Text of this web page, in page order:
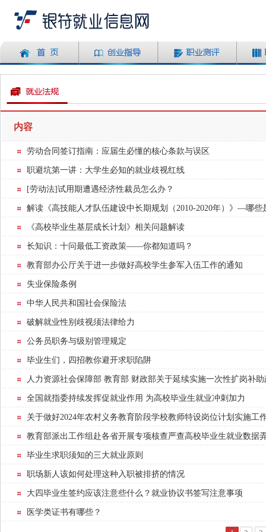
内容
劳动合同签订指南：应届生必懂的核心条款与误区
职避坑第一讲：大学生必知的就业歧视红线
[劳动法]试用期遭遇经济性裁员怎么办？
解读《高技能人才队伍建设中长期规划（2010-2020年）》—哪
《高校毕业生基层成长计划》相关问题解读
长知识：十问最低工资政策——你都知道吗？
教育部办公厅关于进一步做好高校学生参军入伍工作的通知
失业保险条例
中华人民共和国社会保险法
破解就业性别歧视须法律给力
公务员职务与级别管理规定
毕业生们，四招教你避开求职陷阱
人力资源社会保障部 教育部 财政部关于延续实施一次性扩岗补
全国就指委持续发挥促就业作用 为高校毕业生就业冲刺加力
关于做好2024年农村义务教育阶段学校教师特设岗位计划实施工
教育部派出工作组赴各省开展专项核查严查高校毕业生就业数据
毕业生求职须知的三大就业原则
职场新人该如何处理这种入职被排挤的情况
大四毕业生签约应该注意些什么？就业协议书签写注意事项
医学类证书有哪些？